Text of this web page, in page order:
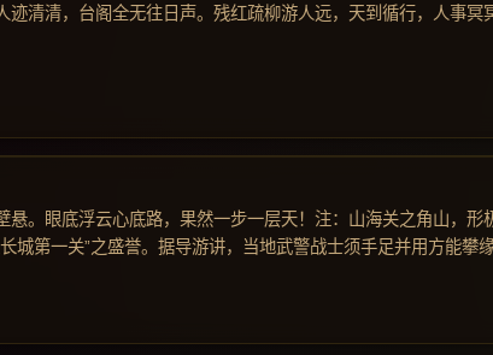
迹清清，台阁全无往日声。残红疏柳游人远，天到循行，人事冥
悬。眼底浮云心底路，果然一步一层天！注：山海关之角山，形
城第一关”之盛誉。据导游讲，当地武警战士须手足并用方能攀